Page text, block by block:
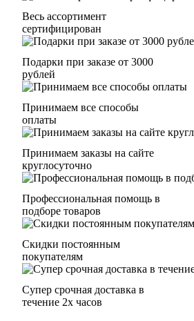
Весь ассортимент
сертифицирован
Подарки при заказе от 3000
рублей
Принимаем все способы
оплаты
Принимаем заказы на сайте
круглосуточно
Профессиональная помощь в
подборе товаров
Скидки постоянным
покупателям
Супер срочная доставка в
течение 2х часов